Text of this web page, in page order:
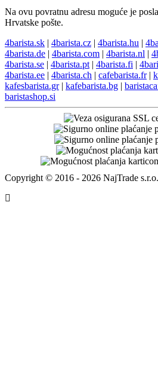
Na ovu povratnu adresu moguće je
Hrvatske pošte.
4barista.sk | 4barista.cz | 4barista.hu |
4barista.de | 4barista.com | 4barista.nl |
4barista.se | 4barista.pt | 4barista.fi |
4barista.ee | 4barista.ch | cafebarista.fr|
kafesbarista.gr| kafebarista.bg |
baristashop.si
Copyright © 2016 - 2026 NajTrade